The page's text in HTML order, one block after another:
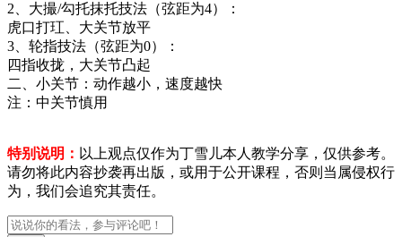
2、大撮/勾托抹托技法（弦距为4）：
虎口打玒、大关节放平
3、轮指技法（弦距为0）：
四指收拢，大关节凸起
二、小关节：动作越小，速度越快
注：中关节慎用
特别说明： 以上观点仅作为丁雪儿本人教学分享，仅供参考。
请勿将此内容抄袭再出版，或用于公开课程，否则当属侵权行
为，我们会追究其责任。